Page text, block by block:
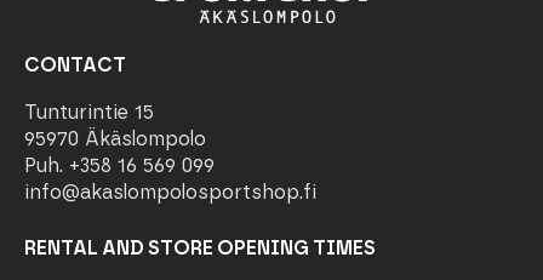
CONTACT
Tunturintie 15
95970 Äkäslompolo
Puh. +358 16 569 099
info@akaslompolosportshop.fi
RENTAL AND STORE OPENING TIMES